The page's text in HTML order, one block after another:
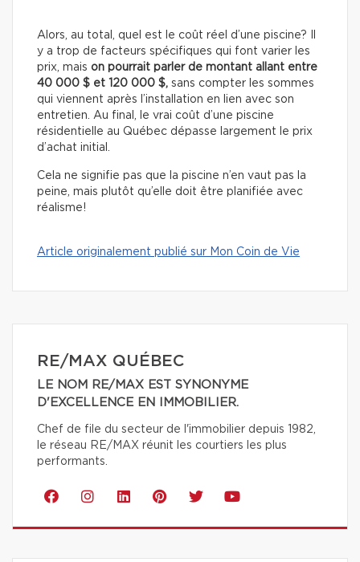
Alors, au total, quel est le coût réel d’une piscine? Il
y a trop de facteurs spécifiques qui font varier les
prix, mais on pourrait parler de montant allant entre
40 000 $ et 120 000 $, sans compter les sommes
qui viennent après l’installation en lien avec son
entretien. Au final, le vrai coût d’une piscine
résidentielle au Québec dépasse largement le prix
d’achat initial.
Cela ne signifie pas que la piscine n’en vaut pas la
peine, mais plutôt qu’elle doit être planifiée avec
réalisme!
Article originalement publié sur Mon Coin de Vie
RE/MAX QUÉBEC
LE NOM RE/MAX EST SYNONYME
D'EXCELLENCE EN IMMOBILIER.
Chef de file du secteur de l'immobilier depuis 1982,
le réseau RE/MAX réunit les courtiers les plus
performants.